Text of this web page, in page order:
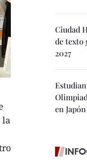
la
Ciudad
de texto
2027
en Japón